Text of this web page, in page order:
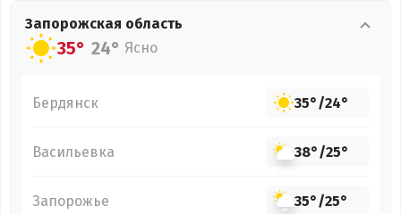
Запорожская область
35° 24° Ясно
Бердянск 35°/24°
Васильевка 38°/25°
Запорожье 35°/25°